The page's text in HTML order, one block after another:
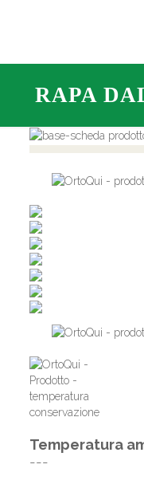
RAPA
Temperatura
---